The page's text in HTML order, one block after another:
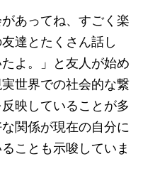
あってね、すごく楽
達とたくさん話し
よ。」と友人が始め
世界での社会的な繋
映していることが多
関係が現在の自分に
ことも示唆していま